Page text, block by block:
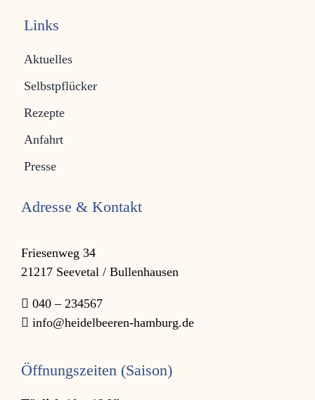
Links
Aktuelles
Selbstpflücker
Rezepte
Anfahrt
Presse
Adresse & Kontakt
Friesenweg 34
21217 Seevetal / Bullenhausen
040 – 234567
info@heidelbeeren-hamburg.de
Öffnungszeiten (Saison)